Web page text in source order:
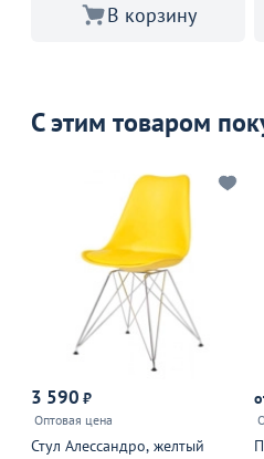
В корзину
С этим товаром
3 590 ₽
Оптовая цена
Стул Алессандро, желтый